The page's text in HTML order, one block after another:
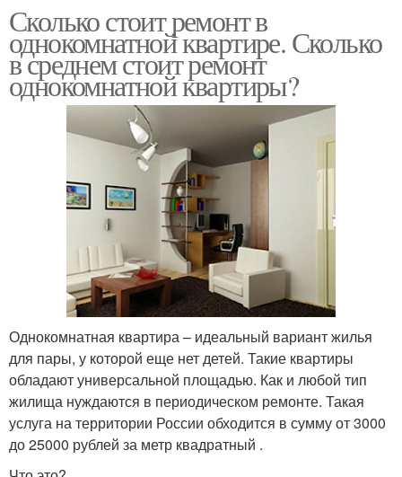
Сколько стоит ремонт в
однокомнатной квартире. Сколько
в среднем стоит ремонт
однокомнатной квартиры?
Однокомнатная квартира – идеальный вариант жилья
для пары, у которой еще нет детей. Такие квартиры
обладают универсальной площадью. Как и любой тип
жилища нуждаются в периодическом ремонте. Такая
услуга на территории России обходится в сумму от 3000
до 25000 рублей за метр квадратный .